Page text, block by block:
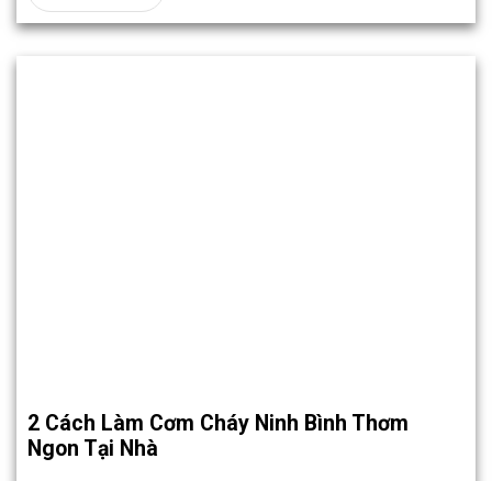
2 Cách Làm Cơm Cháy Ninh Bình Thơm
Ngon Tại Nhà